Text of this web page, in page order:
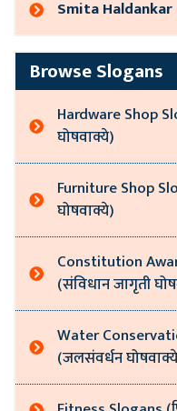
Smita Haldankar
Browse Slogans
Hardware Shop
घोषवाक्ये)
Furniture Shop
घोषवाक्ये)
Constitution
(संविधान जागृती
Water
(जलसंवर्धन